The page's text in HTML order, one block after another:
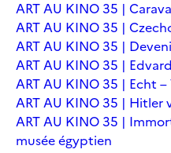
ART AU KINO 35 |
ART AU KINO 35 |
ART AU KINO 35 |
ART AU KINO 35 |
ART AU KINO 35 | Echt
ART AU KINO 35 | Hitler
ART AU KINO 35 |
musée égyptien